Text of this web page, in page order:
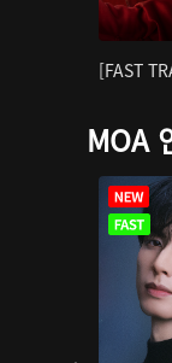
[FAST
MOA